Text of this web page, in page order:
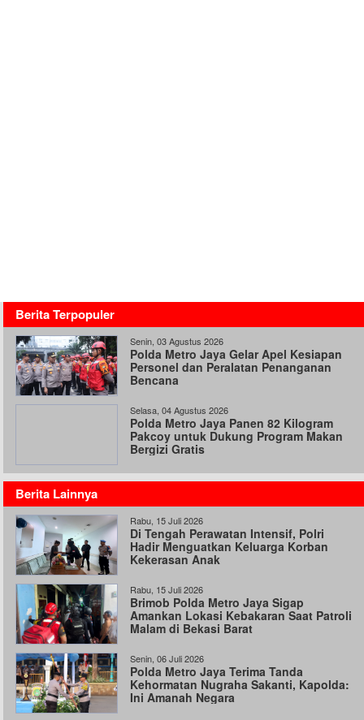
Berita Terpopuler
Senin, 03 Agustus 2026
Polda Metro Jaya Gelar Apel Kesiapan
Personel dan Peralatan Penanganan
Bencana
Selasa, 04 Agustus 2026
Polda Metro Jaya Panen 82 Kilogram
Pakcoy untuk Dukung Program Makan
Bergizi Gratis
Berita Lainnya
Rabu, 15 Juli 2026
Di Tengah Perawatan Intensif, Polri
Hadir Menguatkan Keluarga Korban
Kekerasan Anak
Rabu, 15 Juli 2026
Brimob Polda Metro Jaya Sigap
Amankan Lokasi Kebakaran Saat Patroli
Malam di Bekasi Barat
Senin, 06 Juli 2026
Polda Metro Jaya Terima Tanda
Kehormatan Nugraha Sakanti, Kapolda:
Ini Amanah Negara